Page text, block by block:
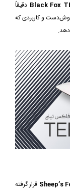
Black Fox دقیقاً
و کاربردی که
Sheep’s قرار گرفته